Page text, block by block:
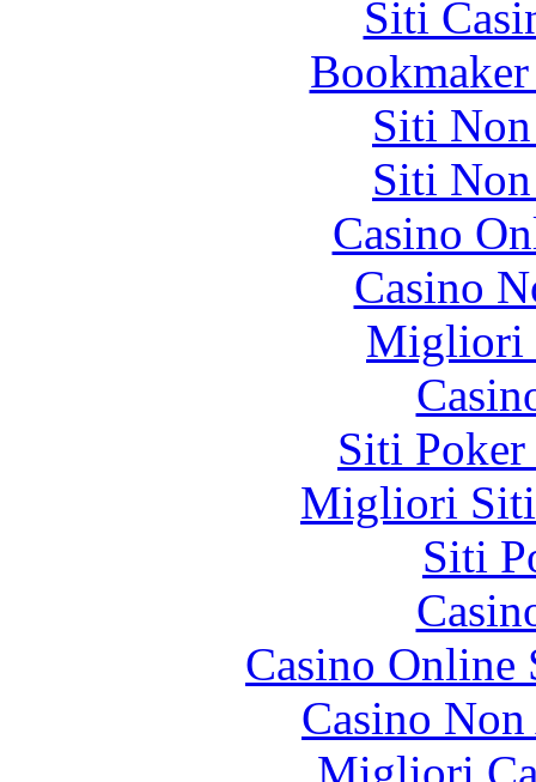
Siti
Siti
Siti
Casino
Casino
Migliori
Siti
Migliori Siti
Siti
Casino
Casino
Migliori